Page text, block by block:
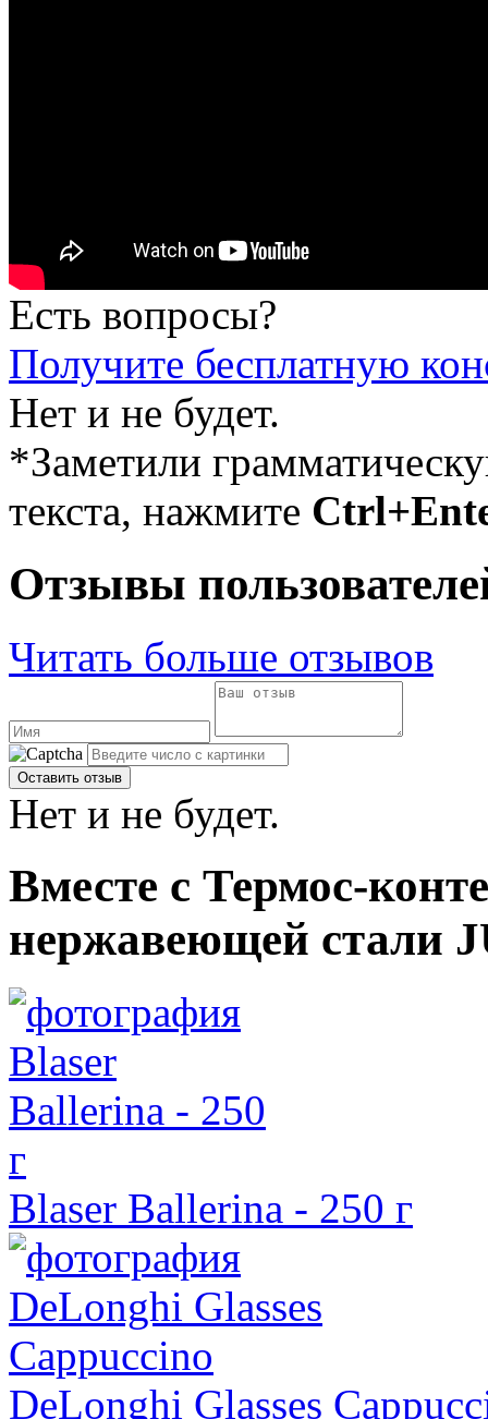
Есть вопросы?
Получите бесплатную
Нет и не будет.
*Заметили
текста, нажмите
Отзывы
Читать больше отзывов
Нет и не будет.
Вместе с Термос-
нержавеющей стали
Blaser Ballerina - 250 г
DeLonghi Glasses